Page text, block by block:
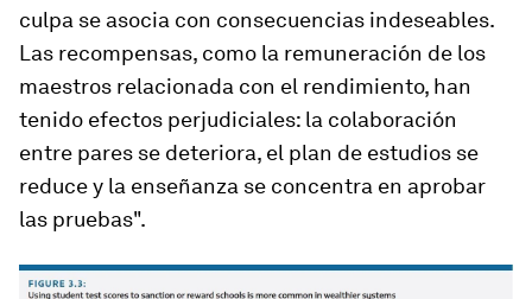
culpa se asocia con consecuencias indeseables.
Las recompensas, como la remuneración de los
maestros relacionada con el rendimiento, han
tenido efectos perjudiciales: la colaboración
entre pares se deteriora, el plan de estudios se
reduce y la enseñanza se concentra en aprobar
las pruebas".